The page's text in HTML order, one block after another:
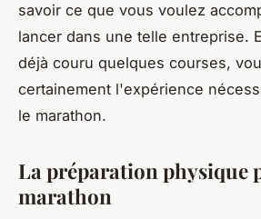
savoir ce que vous voulez
lancer dans une telle entreprise.
déjà couru quelques courses,
certainement l'expérience
le marathon.
La préparation physique
marathon